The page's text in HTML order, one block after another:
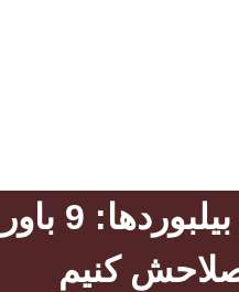
تبلیغات محیطی و بیلبوردها: 9 باور
کنیم